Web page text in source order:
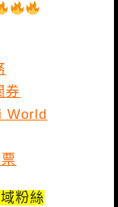
券
World
粉絲